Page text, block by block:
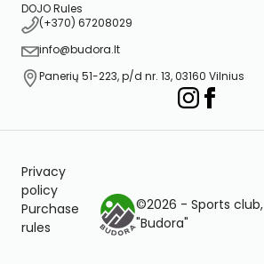
DOJO Rules
(+370) 67208029
info@budora.lt
Panerių 51-223, p/d nr. 13, 03160 Vilnius
Privacy
policy
Purchase
rules
©2026 - Sports club,
"Budora"